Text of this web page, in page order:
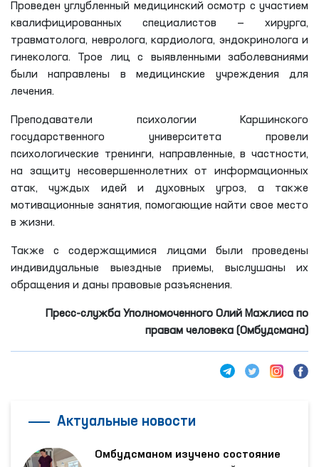
Проведен углубленный медицинский осмотр с участием
квалифицированных специалистов — хирурга,
травматолога, невролога, кардиолога, эндокринолога и
гинеколога. Трое лиц с выявленными заболеваниями
были направлены в медицинские учреждения для
лечения.
Преподаватели психологии Каршинского
государственного университета провели
психологические тренинги, направленные, в частности,
на защиту несовершеннолетних от информационных
атак, чуждых идей и духовных угроз, а также
мотивационные занятия, помогающие найти свое место
в жизни.
Также с содержащимися лицами были проведены
индивидуальные выездные приемы, выслушаны их
обращения и даны правовые разъяснения.
Пресс-служба Уполномоченного Олий Мажлиса по
правам человека (Омбудсмана)
Актуальные новости
Омбудсманом изучено состояние